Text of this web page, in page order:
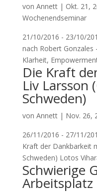
von Annett| Okt. 21,
Wochenendseminar
21/10/2016 - 23/10/
nach Robert
Klarheit,
Die Kraft
Liv Larsson
Schweden)
von Annett| Nov. 26,
26/11/2016 - 27/11/
Kraft der Dankbarkeit
Schweden) Lotos
Schwierige
Arbeitsplatz